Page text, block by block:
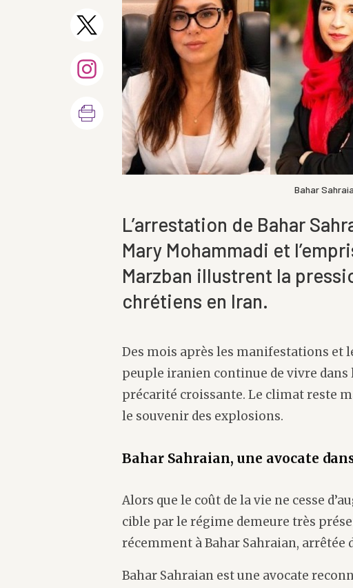
Bahar
L’arrestation de Bahar
Mary Mohammadi et
Marzban illustrent la
chrétiens en Iran.
Des mois après les manifestations et
peuple iranien continue de vivre dans
précarité croissante. Le climat reste
le souvenir des explosions.
Bahar Sahraian, une avocate
Alors que le coût de la vie ne cesse
cible par le régime demeure très
récemment à Bahar Sahraian, arrêtée
Bahar Sahraian est une avocate